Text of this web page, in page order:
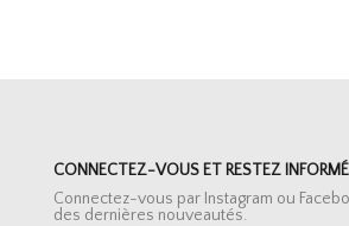
CONNECTEZ-VOUS ET RESTEZ INFORMÉ
Connectez-vous par Instagram ou
des dernières nouveautés.